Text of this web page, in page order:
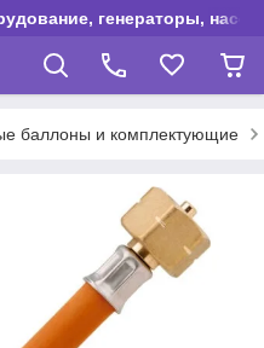
генераторы,
баллоны и комплектующие